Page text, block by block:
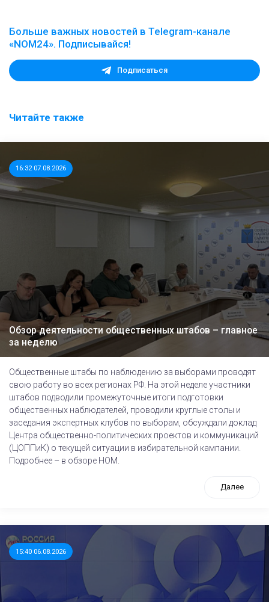
Больше важных новостей в Telegram-канале
«NOM24». Подписывайся!
Подписаться
Читайте также
16:32 07.08.2026
Обзор деятельности общественных штабов – главное
за неделю
Общественные штабы по наблюдению за выборами проводят
свою работу во всех регионах РФ. На этой неделе участники
штабов подводили промежуточные итоги подготовки
общественных наблюдателей, проводили круглые столы и
заседания экспертных клубов по выборам, обсуждали доклад
Центра общественно-политических проектов и коммуникаций
(ЦОППиК) о текущей ситуации в избирательной кампании.
Подробнее – в обзоре НОМ.
Далее
15:40 06.08.2026